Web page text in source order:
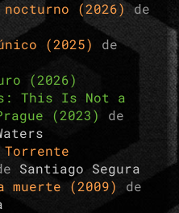
nocturno (2026)de
(2025) de
(2026)
This Is Not a
(2023) de
Santiago Segura
muerte (2009) de